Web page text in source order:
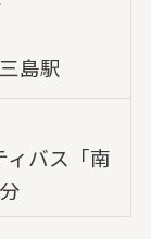
島駅
ィバス「南